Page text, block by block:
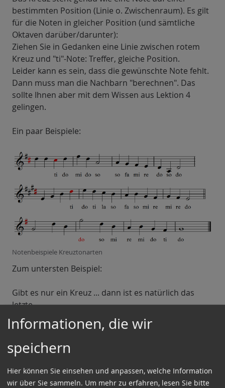
bestimmten Position (Linie o. Zwischenraum). Es gilt
für die Noten in gleicher Position (und sämtliche
Oktaven darüber/darunter):
Ziehen Sie in Gedanken eine Linie zwischen rotem
Kreuz und "ti"-Note: Treffer, gleiche Position.
Leider kann es sein, dass die gewünschte Note fehlt.
Dann muss man die Nachbarn "berechnen". Das
sollte Ihnen aber mit dem Wissen aus Lektion 4
gelingen.
Ein paar Beispiele:
Notenbeispiele Kreuztonarten
Zum untersten Beispiel:
Gibt es nur ein Kreuz ... dann ist es natürlich das
letzte.
Es kann sein, dass auf der Position des letzten
Vorzeichens keine Note zu finden ist. Das hält uns
aber nicht auf. Eine Position über "ti" steht das "do",
findet.
Informationen, die wir
speichern
Hier können Sie einsehen und anpassen, welche Information
wir über Sie sammeln. Um mehr zu erfahren, lesen Sie bitte